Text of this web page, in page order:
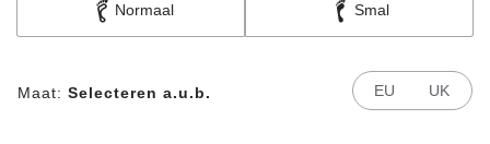
Normaal Smal
Maat: Selecteren a.u.b. EU UK